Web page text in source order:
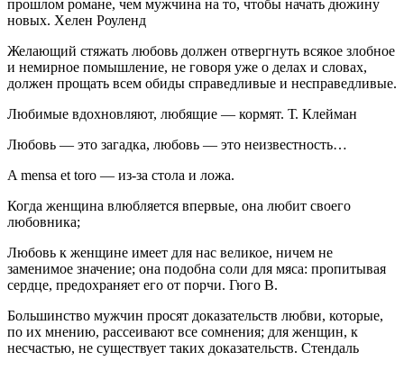
прошлом романе, чем мужчина на то, чтобы начать дюжину
новых. Хелен Роуленд
Желающий стяжать любовь должен отвергнуть всякое злобное
и немирное помышление, не говоря уже о делах и словах,
должен прощать всем обиды справедливые и несправедливые.
Любимые вдохновляют, любящие — кормят. Т. Клейман
Любовь — это загадка, любовь — это неизвестность…
A mensa et toro — из-за стола и ложа.
Когда женщина влюбляется впервые, она любит своего
любовника;
Любовь к женщине имеет для нас великое, ничем не
заменимое значение; она подобна соли для мяса: пропитывая
сердце, предохраняет его от порчи. Гюго В.
Большинство мужчин просят доказательств любви, которые,
по их мнению, рассеивают все сомнения; для женщин, к
несчастью, не существует таких доказательств. Стендаль